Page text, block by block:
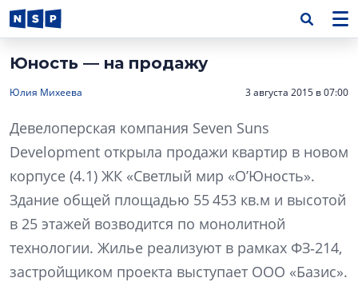
Юность — на продажу
Юлия Михеева 3 августа 2015 в 07:00
Девелоперская компания Seven Suns
Development открыла продажи квартир в новом
корпусе (4.1) ЖК «Светлый мир «О’Юность».
Здание общей площадью 55 453 кв.м и высотой
в 25 этажей возводится по монолитной
технологии. Жилье реализуют в рамках ФЗ‑214,
застройщиком проекта выступает ООО «Базис».